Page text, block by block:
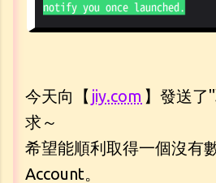
今天向【 jiy.com 】發送了
求～
希望能順利取得一個沒有
Account。